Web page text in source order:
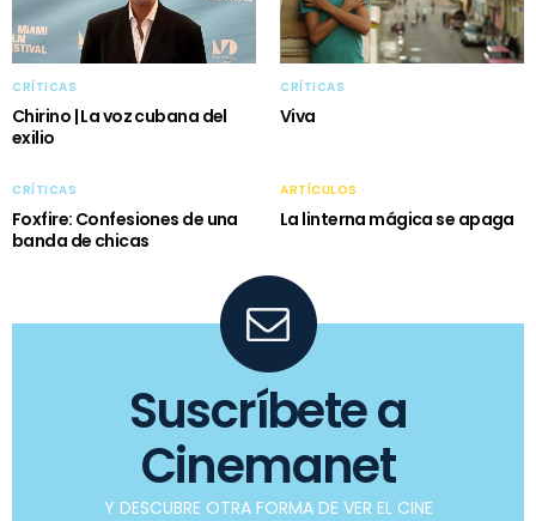
CRÍTICAS
Chirino | La voz cubana del
exilio
CRÍTICAS
Viva
CRÍTICAS
Foxfire: Confesiones de una
banda de chicas
ARTÍCULOS
La linterna mágica se apaga
Suscríbete a
Cinemanet
Y DESCUBRE OTRA FORMA DE VER EL CINE